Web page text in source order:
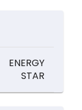
ENERGY
STAR